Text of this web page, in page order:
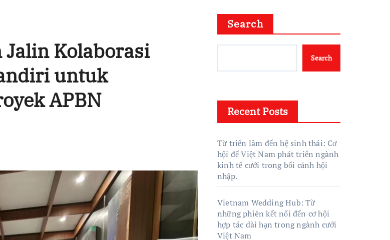
Jalin Kolaborasi
untuk
APBN
Search
Search
Recent Posts
Từ triển lãm đến hệ sinh thái: Cơ
hội để Việt Nam phát triển ngành
kinh tế cưới trong bối cảnh hội
nhập.
Vietnam Wedding Hub: Từ
những phiên kết nối đến cơ hội
hợp tác dài hạn trong ngành cưới
Việt Nam